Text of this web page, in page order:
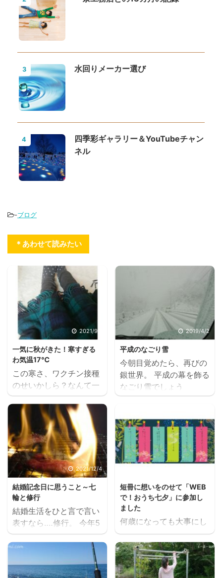
3 水回りメーカー選び
4
四季彩ギャラリー＆YouTubeチャン
ネル
-ブログ
＊あわせて読みたい
2021/9/1
一気に秋がきた！寒すぎる
わ気温17℃
この寒さ、ワクチン接種
のせいかしら？なんて一
瞬思ったりもしたけれ
ど‥‥。 ちがうちがう。
昨日との気温差10℃の今
日の新潟は17℃まで気温
が低下。 寒いわけだ。
朝から長袖に靴下を履い
て、ブランケットに包ま
って家でゆっくり過ごし
てます。 寒すぎる～
2021.9.1 秋雨前線がしと
しと雨を降らせ。 長月が
一気に秋をつれてきた。
スポンサーリンク ラン
キングに参加しています
ご訪問のしるしにクリッ
クいただけると嬉しいで
2019/4/2
平成のなごり雪
今朝目覚めたら、再びの
銀世界。 平成の幕を飾る
なごり雪でしょう
か・・・ 降りやみませ
月2日 スポンサーリンク
ランキングに参加してい
ます 1日1回クリックいた
だけると励みになります
スト＊ にほんブログ村
＊いま平屋がブームな理
由＊ にほんブログ村 平
屋住宅ランキング
2021/12/4
結婚記念日に思うこと～七
輪と修行
結婚生活をひと言で言い
表すなら‥‥修行。 今年5
回目の私たちの結婚記念
日は、ＧoＴoイートチケ
ットを利用して夫婦で焼
肉デートを楽しみました
短冊に想いをのせて「WEB
で！おうち七夕」に参加し
ました
何歳になっても大事にし
たい。短冊に想いをのせ
て私たちも七夕を楽しん
でいます。 自粛生活のな
かでも、WEBやオンライ